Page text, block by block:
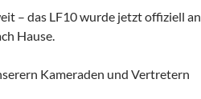
– das LF10 wurde jetzt offiziell an
Hause.
Kameraden und Vertretern